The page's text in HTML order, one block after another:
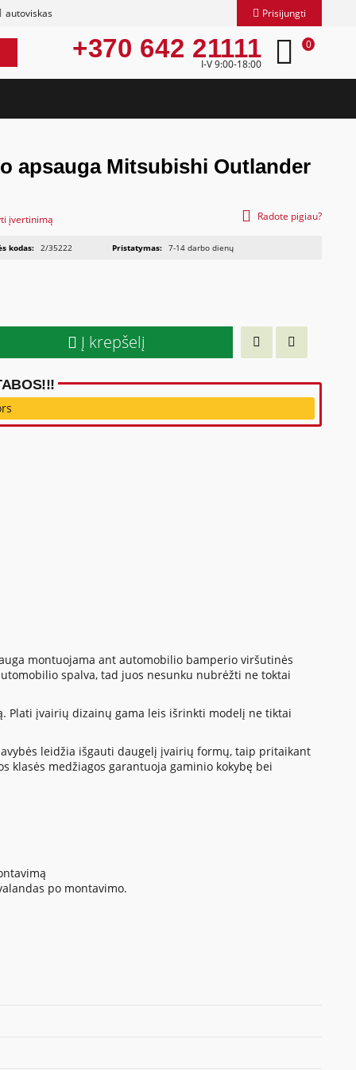
autoviskas Prisijungti
+370 642 21111
I-V 9:00-18:00
0
apsauga Mitsubishi Outlander
įvertinimą Radote pigiau?
kodas: 2/35222 Pristatymas: 7-14 darbo dienų
Į krepšelį
montuojama ant automobilio bamperio viršutinės
spalva, tad juos nesunku nubrėžti ne toktai
Plati įvairių dizainų gama leis išrinkti modelį ne tiktai
leidžia išgauti daugelį įvairių formų, taip pritaikant
medžiagos garantuoja gaminio kokybę bei
po montavimo.